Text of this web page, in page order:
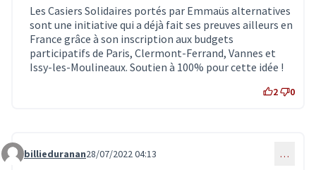
Les Casiers Solidaires portés par Emmaüs alternatives
sont une initiative qui a déjà fait ses preuves ailleurs en
France grâce à son inscription aux budgets
participatifs de Paris, Clermont-Ferrand, Vannes et
Issy-les-Moulineaux. Soutien à 100% pour cette idée !
2 0
Commentaire 4763
billieduranan28/07/2022 04:13 …